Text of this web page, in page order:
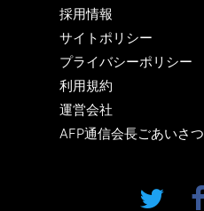
採用情報
サイトポリシー
プライバシーポリシー
利用規約
運営会社
AFP通信会長ごあいさつ